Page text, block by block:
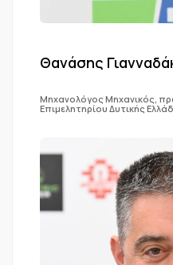
Θανάσης
Μηχανολόγος Μηχανικός,
Επιμελητηρίου Δυτικής